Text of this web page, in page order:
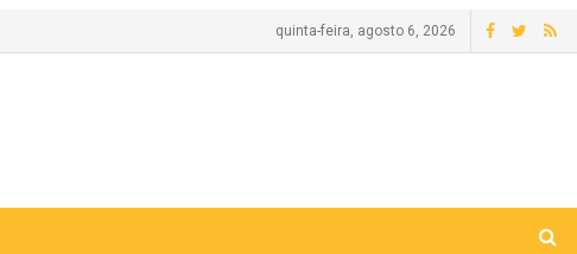
quinta-feira, agosto 6, 2026